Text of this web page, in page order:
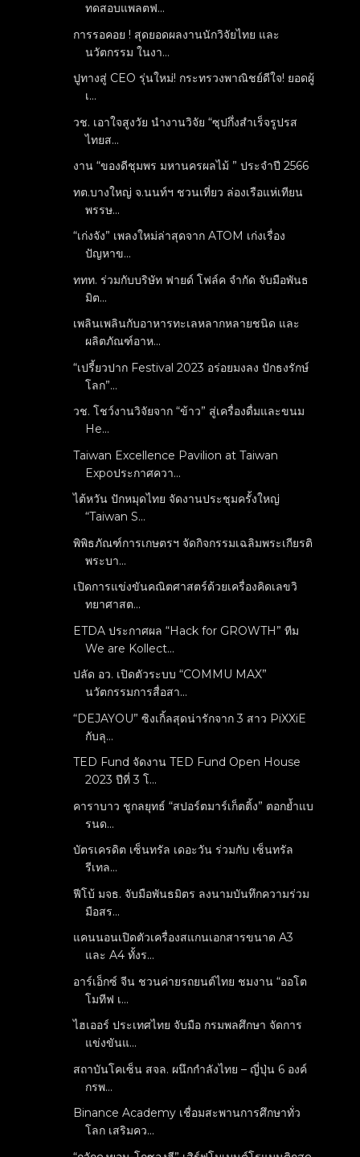
ทดสอบแพลตฟ...
การรอคอย ! สุดยอดผลงานนักวิจัยไทย และ
นวัตกรรม ในงา...
ปูทางสู่ CEO รุ่นใหม่! กระทรวงพาณิชย์ดีใจ! ยอดผู้
เ...
วช. เอาใจสูงวัย นำงานวิจัย “ซุปกึ่งสำเร็จรูปรส
ไทยส...
งาน “ของดีชุมพร มหานครผลไม้ ” ประจำปี 2566
ทต.บางใหญ่ จ.นนท์ฯ ชวนเที่ยว ล่องเรือแห่เทียน
พรรษ...
“เก่งจัง” เพลงใหม่ล่าสุดจาก ATOM เก่งเรื่อง
ปัญหาข...
ททท. ร่วมกับบริษัท ฟายด์ โฟล์ค จำกัด จับมือพันธ
มิต...
เพลินเพลินกับอาหารทะเลหลากหลายชนิด และ
ผลิตภัณฑ์อาห...
“เปรี้ยวปาก Festival 2023 อร่อยมงลง ปักธงรักษ์
โลก”...
วช. โชว์งานวิจัยจาก “ข้าว” สู่เครื่องดื่มและขนม
He...
Taiwan Excellence Pavilion at Taiwan
Expoประกาศควา...
ไต้หวัน ปักหมุดไทย จัดงานประชุมครั้งใหญ่
“Taiwan S...
พิพิธภัณฑ์การเกษตรฯ จัดกิจกรรมเฉลิมพระเกียรติ
พระบา...
เปิดการแข่งขันคณิตศาสตร์ด้วยเครื่องคิดเลขวิ
ทยาศาสต...
ETDA ประกาศผล “Hack for GROWTH” ทีม
We are Kollect...
ปลัด อว. เปิดตัวระบบ “COMMU MAX”
นวัตกรรมการสื่อสา...
“DEJAYOU” ซิงเกิ้ลสุดน่ารักจาก 3 สาว PiXXiE
กับลุ...
TED Fund จัดงาน TED Fund Open House
2023 ปีที่ 3 โ...
คาราบาว ชูกลยุทธ์ “สปอร์ตมาร์เก็ตติ้ง” ตอกย้ำแบ
รนด...
บัตรเครดิต เซ็นทรัล เดอะวัน ร่วมกับ เซ็นทรัล
รีเทล...
ฟีโบ้ มจธ. จับมือพันธมิตร ลงนามบันทึกความร่วม
มือสร...
แคนนอนเปิดตัวเครื่องสแกนเอกสารขนาด A3
และ A4 ทั้งร...
อาร์เอ็กซ์ จีน ชวนค่ายรถยนต์ไทย ชมงาน “ออโต
โมทีฟ เ...
ไฮเออร์ ประเทศไทย จับมือ กรมพลศึกษา จัดการ
แข่งขันแ...
สถาบันโคเซ็น สจล. ผนึกกำลังไทย – ญี่ปุ่น 6 องค์
กรพ...
Binance Academy เชื่อมสะพานการศึกษาทั่ว
โลก เสริมคว...